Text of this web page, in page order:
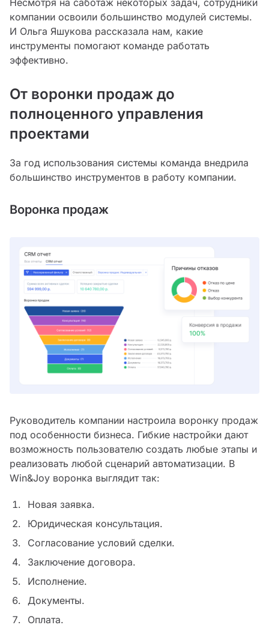
Несмотря на саботаж некоторых задач, сотрудники
компании освоили большинство модулей системы.
И Ольга Яшукова рассказала нам, какие
инструменты помогают команде работать
эффективно.
От воронки продаж до
полноценного управления
проектами
За год использования системы команда внедрила
большинство инструментов в работу компании.
Воронка продаж
Руководитель компании настроила воронку продаж
под особенности бизнеса. Гибкие настройки дают
возможность пользователю создать любые этапы и
реализовать любой сценарий автоматизации. В
Win&Joy воронка выглядит так:
Новая заявка.
Юридическая консультация.
Согласование условий сделки.
Заключение договора.
Исполнение.
Документы.
Оплата.